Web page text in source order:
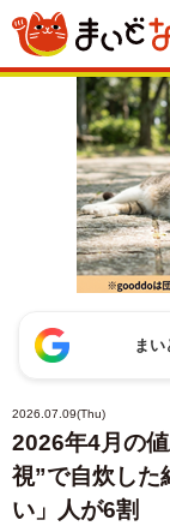
ま
2026.07.09(Thu)
2026年4月の
視”で自炊し
い」人が6割